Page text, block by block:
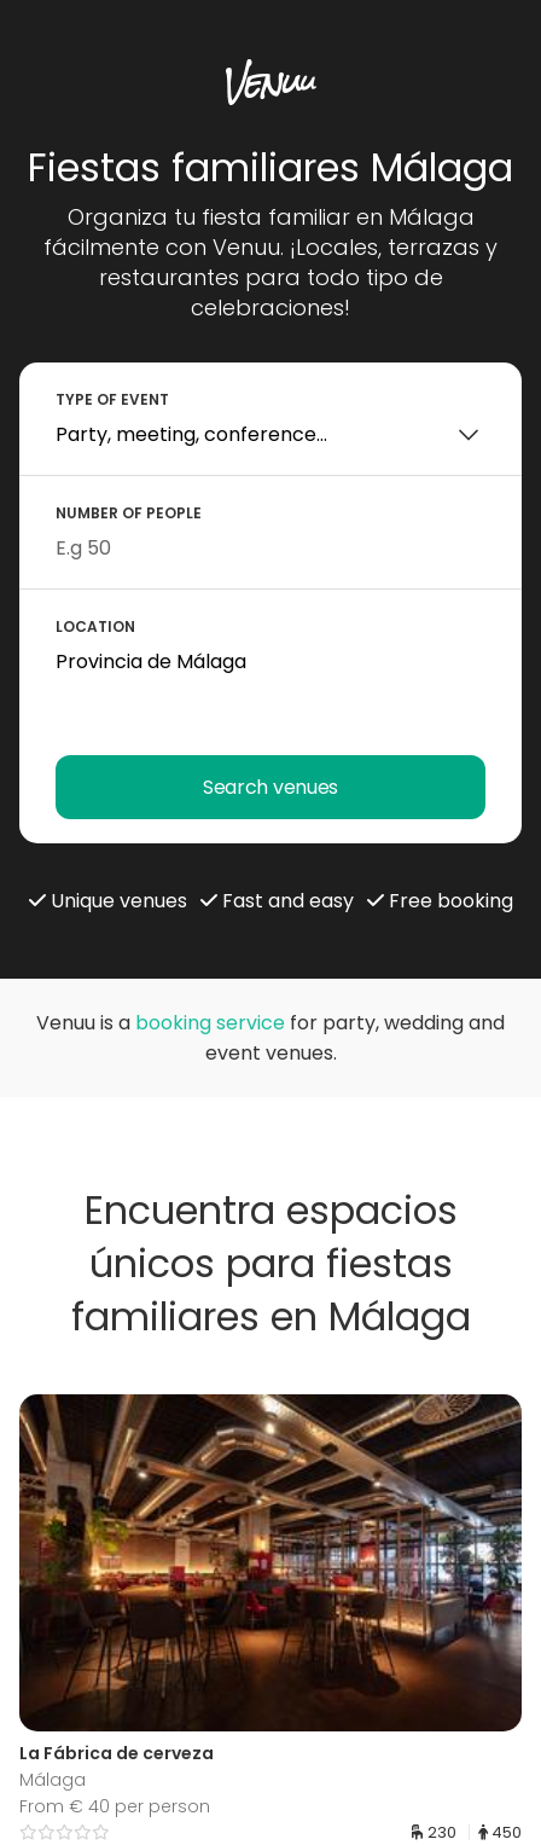
Fiestas familiares Málaga
Organiza tu fiesta familiar en Málaga
fácilmente con Venuu. ¡Locales, terrazas y
restaurantes para todo tipo de
celebraciones!
TYPE OF EVENT
NUMBER OF PEOPLE
LOCATION
Search venues
Unique venues Fast and easy Free booking
Venuu is a booking service for party, wedding and
event venues.
Encuentra espacios
únicos para fiestas
familiares en Málaga
La Fábrica de cerveza
Málaga
From € 40 per person
230 450